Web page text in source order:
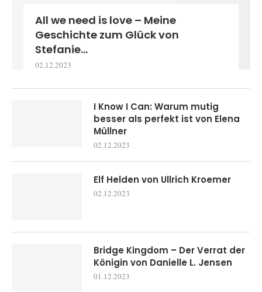
All we need is love – Meine
Geschichte zum Glück von
Stefanie...
02.12.2023
I Know I Can: Warum mutig
besser als perfekt ist von Elena
Müllner
02.12.2023
Elf Helden von Ullrich Kroemer
02.12.2023
Bridge Kingdom – Der Verrat der
Königin von Danielle L. Jensen
01.12.2023